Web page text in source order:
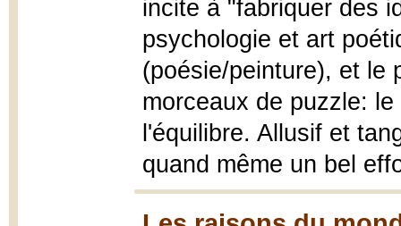
incite à "fabriquer des
psychologie et art
(poésie/peinture), et le
morceaux de puzzle:
l'équilibre. Allusif et
quand même un bel